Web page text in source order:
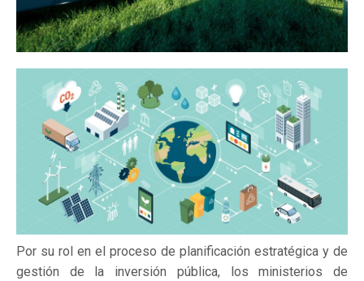
Por su rol en el proceso de planificación estratégica y de
gestión de la inversión pública, los ministerios de